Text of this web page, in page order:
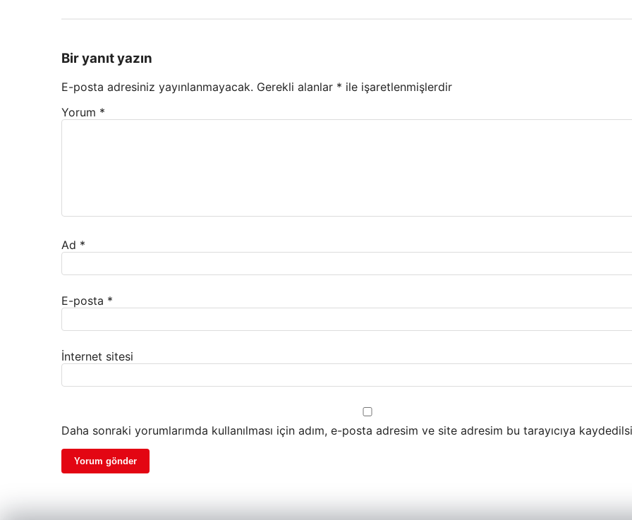
Bir yanıt yazın
E-posta adresiniz yayınlanmayacak. Gerekli alanlar * ile işaretlenmişlerdir
Yorum *
Ad *
E-posta *
İnternet sitesi
Daha sonraki yorumlarımda kullanılması için adım, e-posta adresim ve site adresim bu tarayıcıya